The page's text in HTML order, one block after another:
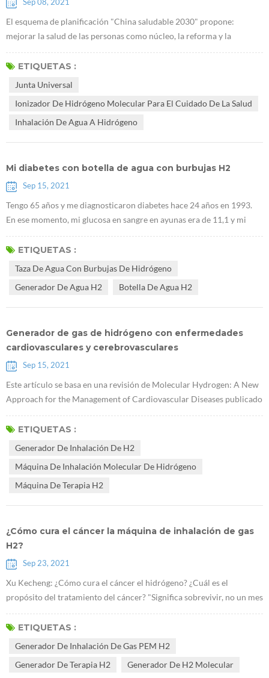
Sep 08, 2021
El esquema de planificación "China saludable 2030" propone:
mejorar la salud de las personas como núcleo, la reforma y la
innovación de los mecanismos institucionales como fuerza motriz, y
centrarse en popularizar la vida sana, optimizar los servicios de salud,
naci...
ETIQUETAS :
Junta Universal
Ionizador De Hidrógeno Molecular Para El Cuidado De La Salud
Inhalación De Agua A Hidrógeno
Mi diabetes con botella de agua con burbujas H2
Sep 15, 2021
Tengo 65 años y me diagnosticaron diabetes hace 24 años en 1993.
En ese momento, mi glucosa en sangre en ayunas era de 11,1 y mi
glucosa en sangre 2 horas después de las comidas era de 15,8. El
doctor me recetó dos medicinas, FENFORMINI CLORHIDRATO y D
que padece diab...
ETIQUETAS :
Taza De Agua Con Burbujas De Hidrógeno
Generador De Agua H2
Botella De Agua H2
Generador de gas de hidrógeno con enfermedades
cardiovasculares y cerebrovasculares
Sep 15, 2021
Este artículo se basa en una revisión de Molecular Hydrogen: A New
Approach for the Management of Cardiovascular Diseases publicado
en World Heart Journal por Viliam Mojto y otros de la Universidad
Kominas en la República Checa en 2018. Resumen: Se reconoce que
capacidad antioxi...
ETIQUETAS :
Generador De Inhalación De H2
Máquina De Inhalación Molecular De Hidrógeno
Máquina De Terapia H2
¿Cómo cura el cáncer la máquina de inhalación de gas
H2?
Sep 23, 2021
Xu Kecheng: ¿Cómo cura el cáncer el hidrógeno? ¿Cuál es el
propósito del tratamiento del cáncer? "Significa sobrevivir, no un mes
extra o algunos meses, sino un año, algunos años y más años.
¡Significa vivir bien, vivir feliz, feliz y con calidad!" Xu Kecheng, un
incluida l...
ETIQUETAS :
Generador De Inhalación De Gas PEM H2
Generador De Terapia H2
Generador De H2 Molecular